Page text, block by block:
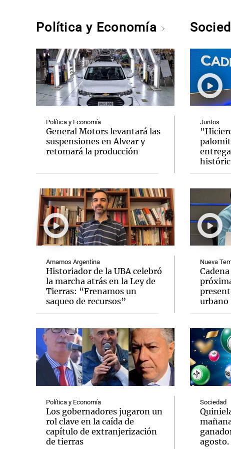
Política y Economía
Política y Economía
General Motors levantará las
suspensiones en Alvear y
retomará la producción
Amamos Argentina
Historiador de la UBA celebró
la marcha atrás en la Ley de
Tierras: “Frenamos un
saqueo de recursos”
Política y Economía
Los gobernadores jugaron un
rol clave en la caída de
capítulo de extranjerización
de tierras
Juntos
Nueva
urbano
Sociedad
agosto.
Notas